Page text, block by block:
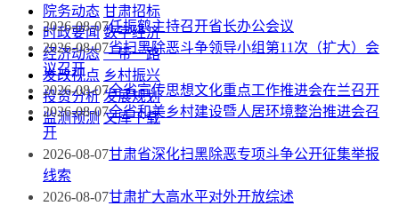
院务动态 甘肃招标
时政要闻 数字经济
经济动态 一带一路
发改视点 乡村振兴
投资分析 发展规划
监测预测 文库下载
2026-08-07任振鹤主持召开省长办公会议
2026-08-07省扫黑除恶斗争领导小组第11次（扩大）会
议召开
2026-08-07全省宣传思想文化重点工作推进会在兰召开
2026-08-07全省和美乡村建设暨人居环境整治推进会召
开
2026-08-07甘肃省深化扫黑除恶专项斗争公开征集举报
线索
2026-08-07甘肃扩大高水平对外开放综述